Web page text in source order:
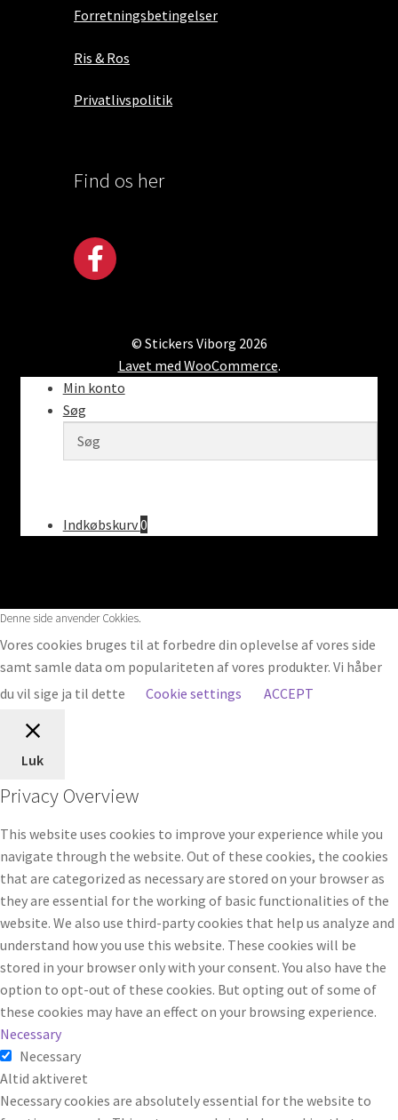
Forretningsbetingelser
Ris & Ros
Privatlivspolitik
Find os her
© Stickers Viborg 2026
Lavet med WooCommerce.
Min konto
Søg
Indkøbskurv0
Denne side anvender Cokkies.
Vores cookies bruges til at forbedre din oplevelse af vores side
samt samle data om populariteten af vores produkter. Vi håber
du vil sige ja til dette
Cookie settings ACCEPT
Luk
Privacy Overview
This website uses cookies to improve your experience while you
navigate through the website. Out of these cookies, the cookies
that are categorized as necessary are stored on your browser as
they are essential for the working of basic functionalities of the
website. We also use third-party cookies that help us analyze and
understand how you use this website. These cookies will be
stored in your browser only with your consent. You also have the
option to opt-out of these cookies. But opting out of some of
these cookies may have an effect on your browsing experience.
Necessary
Necessary
Altid aktiveret
Necessary cookies are absolutely essential for the website to